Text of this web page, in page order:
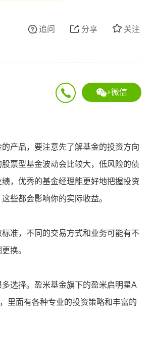
关注
分享
追问
+微信
产品，要注意先了解基金的投资方向
票型基金波动会比较大，低风险的债
，优秀的基金经理能更好地把握投资
些都会影响你的实际收益。
准，不同的交易方式和业务可能有不
换。
选择。盈米基金旗下的盈米启明星A
里面有各种专业的投资策略和丰富的